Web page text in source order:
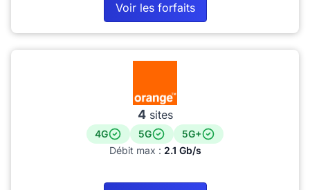
Voir les forfaits
4sites
4G 5G
5G+
Débit max : 2.1 Gb/s